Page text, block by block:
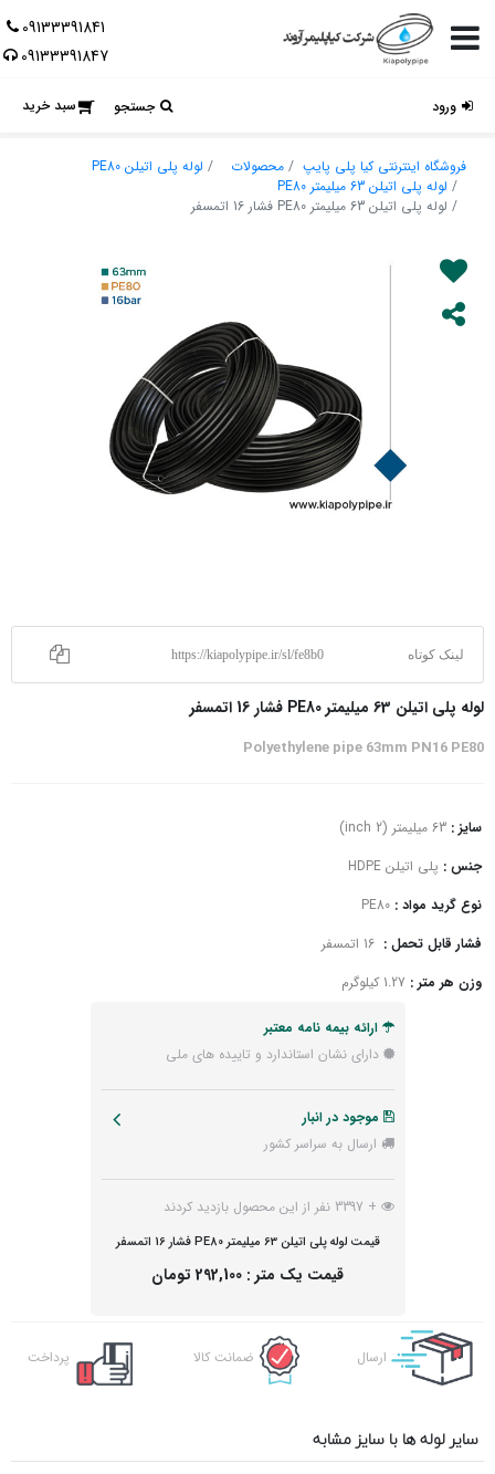
09133391841
09133391847
سبد خرید جستجو ورود
فروشگاه اینترنتی کیا پلی پایپ محصولات
لوله پلی اتیلن PE80
لوله پلی اتیلن 63 میلیمتر PE80
لوله پلی اتیلن 63 میلیمتر PE80 فشار 16 اتمسفر
لینک کوتاه https://kiapolypipe.ir/sl/fe8b0
لوله پلی اتیلن 63 میلیمتر PE80 فشار 16 اتمسفر
Polyethylene pipe 63mm PN16 PE80
سایز : 63 میلیمتر (2 inch)
جنس : پلی اتیلن HDPE
نوع گرید مواد : PE80
فشار قابل تحمل :
وزن هر متر : 1.27 کیلوگرم
ارائه بیمه نامه معتبر
دارای نشان استاندارد و تاییده های ملی
موجود در انبار
ارسال به سراسر کشور
+ 3397 نفر از این محصول بازدید کردند
قیمت لوله پلی اتیلن 63 میلیمتر PE80 فشار 16 اتمسفر
قیمت یک متر : 292,100 تومان
ارسال ضمانت کالا پرداخت
سایر لوله ها با سایز مشابه